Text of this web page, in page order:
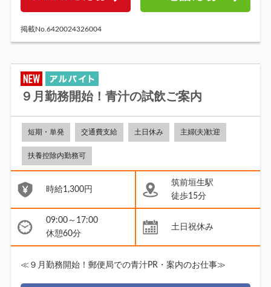
掲載No.6420024326004
９月勤務開始！青汁の試飲ご案内
短期・単発 交通費支給 土日休み 主婦(夫)歓迎
扶養控除内勤務可
時給1,300円
筑前垣生駅
徒歩15分
09:00～17:00
休憩60分
土日祝休み
≪９月勤務開始！郵便局での青汁PR・案内のお仕事≫